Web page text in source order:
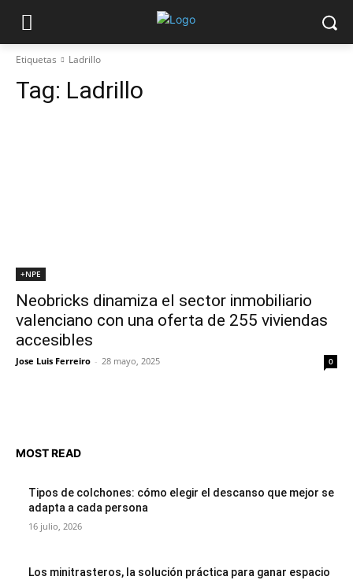
Etiquetas Ladrillo
Tag: Ladrillo
+NPE
Neobricks dinamiza el sector inmobiliario
valenciano con una oferta de 255 viviendas
accesibles
Jose Luis Ferreiro - 28 mayo, 2025 0
MOST READ
Tipos de colchones: cómo elegir el descanso que mejor se
adapta a cada persona
16 julio, 2026
Los minitrasteros, la solución práctica para ganar espacio